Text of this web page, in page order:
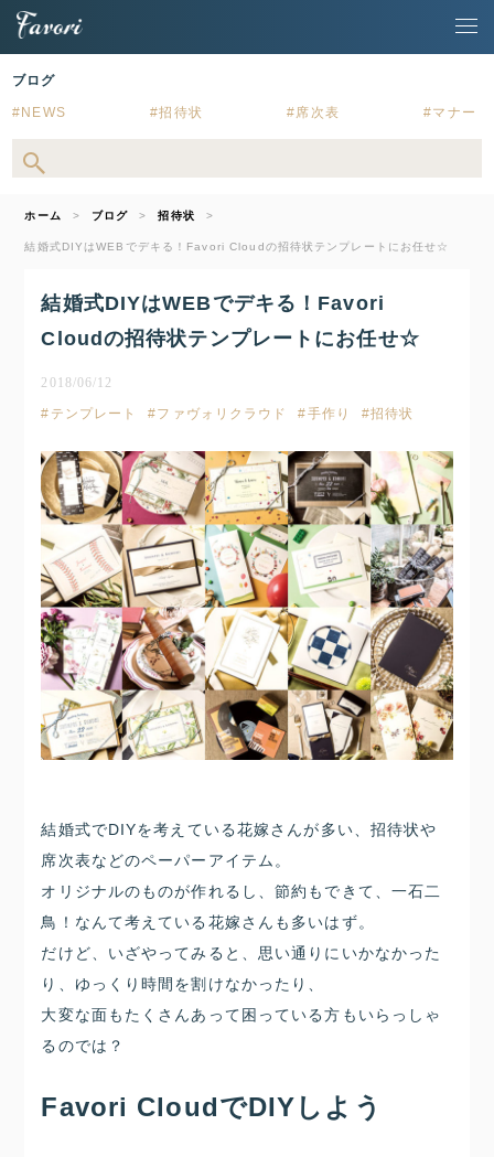
ブログ
NEWS 招待状 席次表 マナー
ホーム ブログ 招待状
結婚式DIYはWEBでデキる！Favori Cloudの招待状テンプレートにお任せ☆
結婚式DIYはWEBでデキる！Favori
Cloudの招待状テンプレートにお任せ☆
2018/06/12
テンプレート
ファヴォリクラウド 手作り 招待状
結婚式でDIYを考えている花嫁さんが多い、招待状や
席次表などのペーパーアイテム。
オリジナルのものが作れるし、節約もできて、一石二
鳥！なんて考えている花嫁さんも多いはず。
だけど、いざやってみると、思い通りにいかなかった
り、ゆっくり時間を割けなかったり、
大変な面もたくさんあって困っている方もいらっしゃ
るのでは？
Favori CloudでDIYしよう